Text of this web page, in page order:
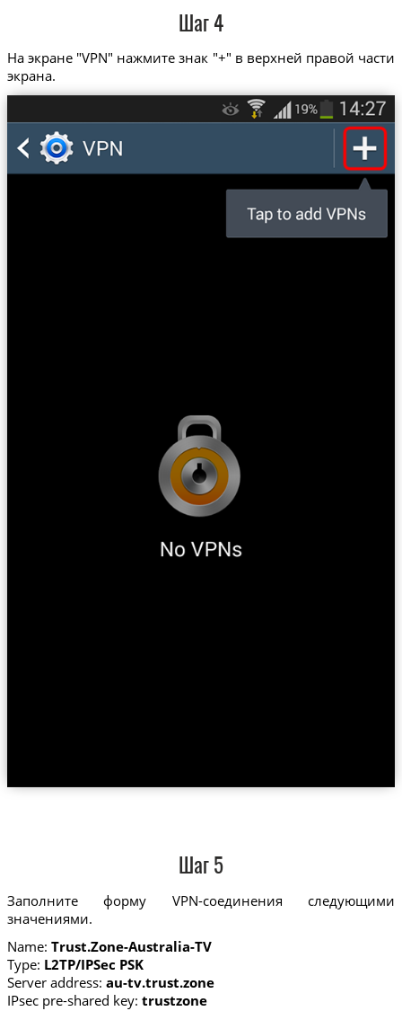
Шаг 4
На экране "VPN" нажмите знак "+" в верхней правой части
экрана.
Шаг 5
Заполните форму VPN-соединения следующими
значениями.
Name: Trust.Zone-Australia-TV
Type: L2TP/IPSec PSK
Server address: au-tv.trust.zone
IPsec pre-shared key: trustzone